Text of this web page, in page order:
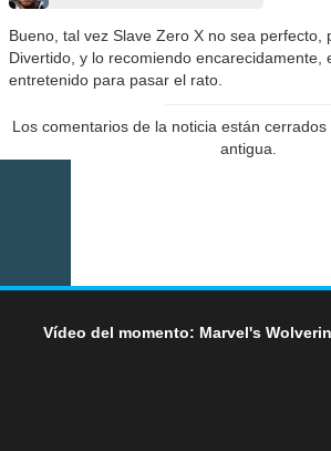
Bueno, tal vez Slave Zero X no sea perfecto,
Divertido, y lo recomiendo encarecidamente,
entretenido para pasar el rato.
Los comentarios de la noticia están
antigua.
Vídeo del momento: Marvel's